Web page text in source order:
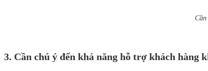
3. Cần chú ý đến khả năng hỗ trợ khách hàng